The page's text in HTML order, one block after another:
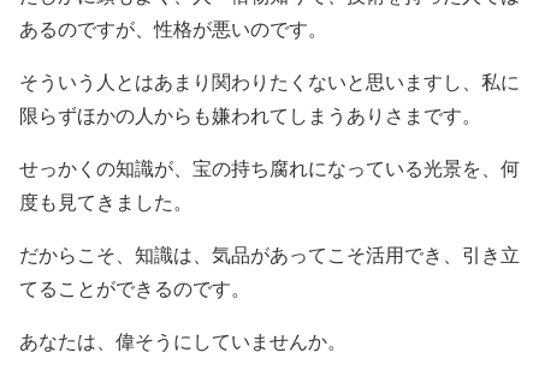
あるのですが、性格が悪いのです。
そういう人とはあまり関わりたくないと思いますし、私に
限らずほかの人からも嫌われてしまうありさまです。
せっかくの知識が、宝の持ち腐れになっている光景を、何
度も見てきました。
だからこそ、知識は、気品があってこそ活用でき、引き立
てることができるのです。
あなたは、偉そうにしていませんか。